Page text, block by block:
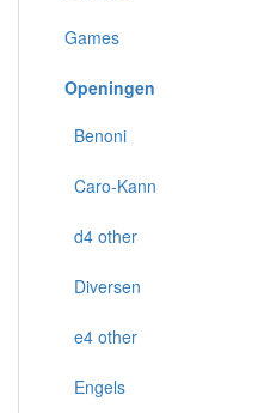
Games
Openingen
Benoni
Caro-Kann
d4 other
Diversen
e4 other
Engels